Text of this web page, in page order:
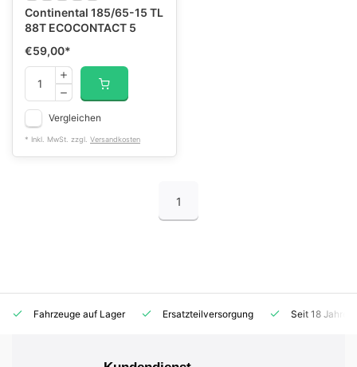
Continental 185/65-15 TL
88T ECOCONTACT 5
€59,00*
Vergleichen
* Inkl. MwSt. zzgl. Versandkosten
1
Fahrzeuge auf Lager Ersatzteilversorgung Seit 18